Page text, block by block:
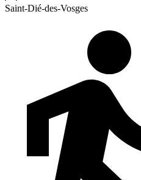
Saint-Dié-des-Vosges